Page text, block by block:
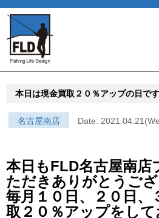
本日は現金買取２０％アップの日です
名古屋南店 Date:
本日もFLD名古屋南店
ただきありがとうござ
毎月１０日、２０日、
取２０％アップをして